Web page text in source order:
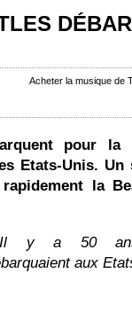
Acheter la musique de
pour la
Etats-Unis. Un
la